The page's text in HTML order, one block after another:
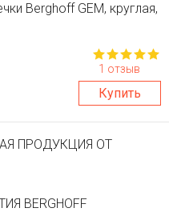
Berghoff GEM, круглая,
1 отзыв
Купить
ПРОДУКЦИЯ ОТ
BERGHOFF